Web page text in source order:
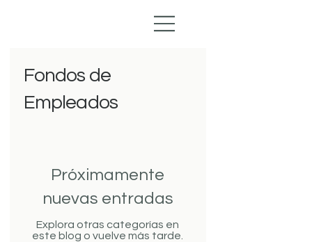
Fondos de
Empleados
Próximamente
nuevas entradas
Explora otras categorías en
este blog o vuelve más tarde.